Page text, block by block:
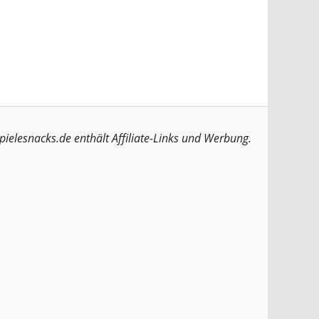
enthält Affiliate-Links und Werbung.